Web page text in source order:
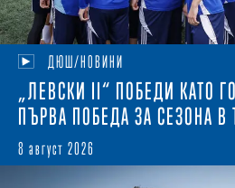
ДЮШ/НОВИНИ
„ЛЕВСКИ II“ ПОБЕДИ КАТО
ПЪРВА ПОБЕДА ЗА СЕЗОНА В
8 август 2026